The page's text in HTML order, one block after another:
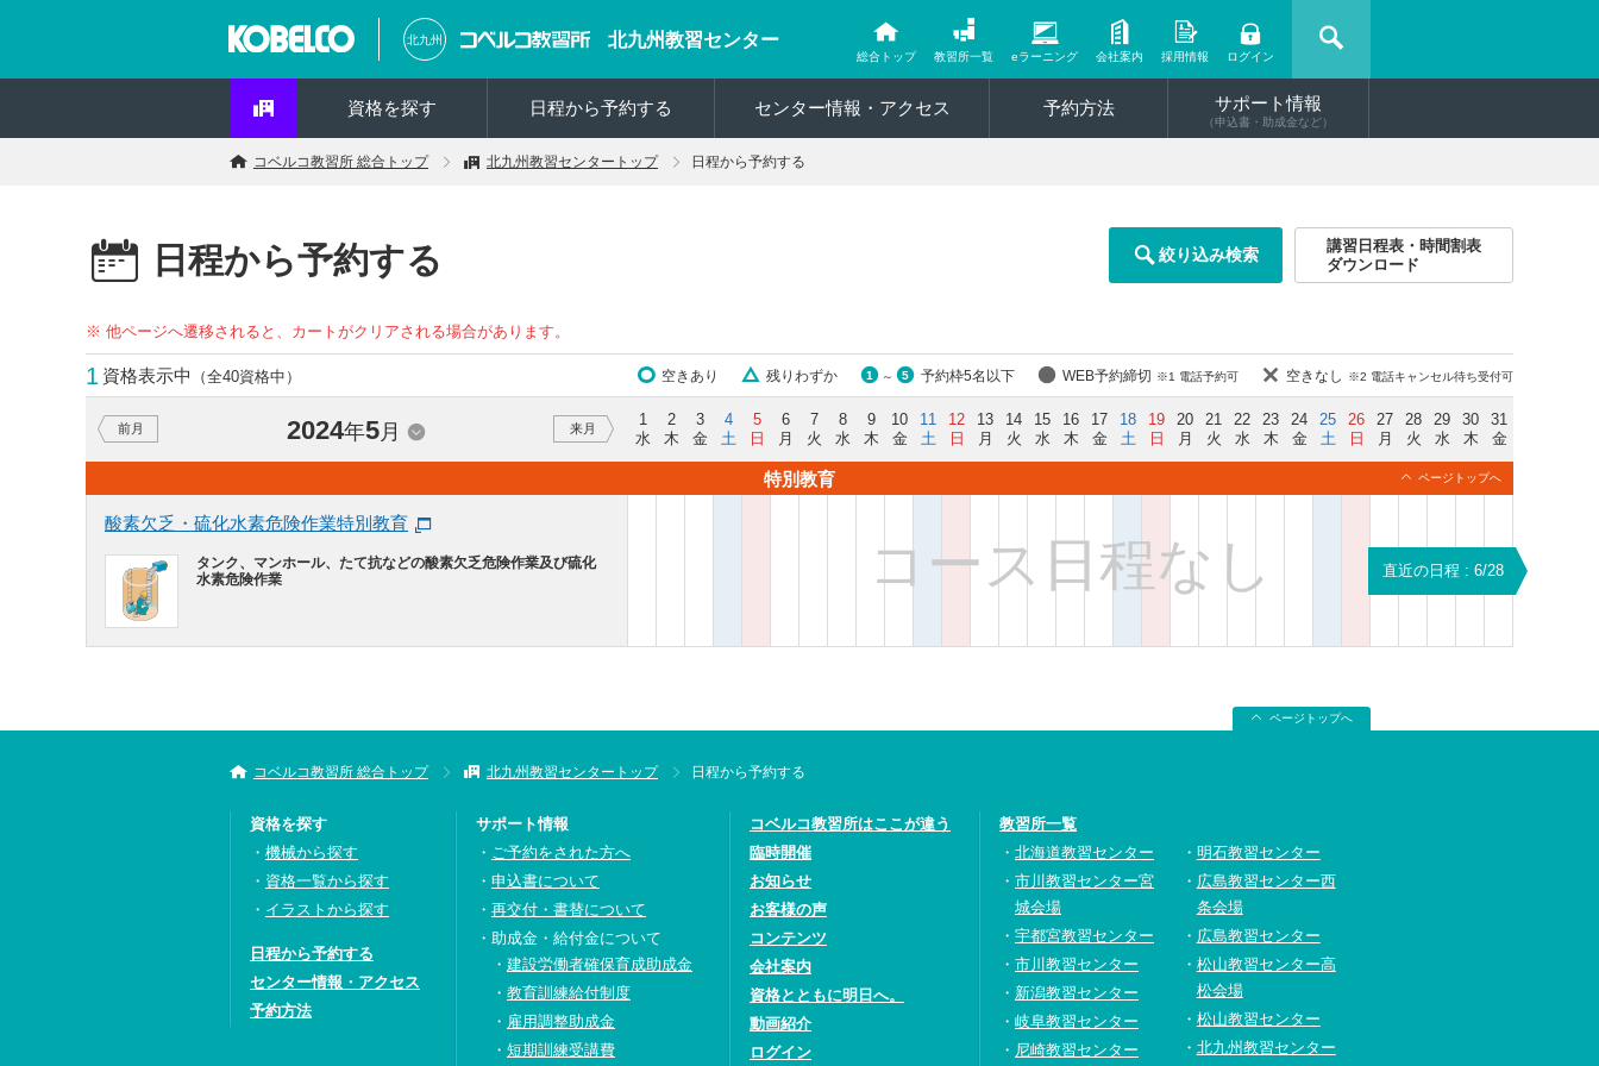
北九州 北九州教習センター
総合トップ 教習所一覧 eラーニング 会社案内 採用情報 ログイン
資格を探す 日程から予約する センター情報・アクセス 予約方法 サポート情報
（申込書・助成金など）
コベルコ教習所 総合トップ 北九州教習センタートップ 日程から予約する
日程から予約する 絞り込み検索
講習日程表・時間割表
ダウンロード
※ 他ページへ遷移されると、カートがクリアされる場合があります。
1 資格表示中 （全40資格中） 空きあり 残りわずか 1 ～ 5 予約枠5名以下 WEB予約締切 ※1 電話予約可 空きなし ※2 電話キャンセル待ち受付可
前月 2024年5月 来月
1
水
2
木
3
金
4
土
5
日
6
月
7
火
8
水
9
木
10
金
11
土
12
日
13
月
14
火
15
水
16
木
17
金
18
土
19
日
20
月
21
火
22
水
23
木
24
金
25
土
26
日
27
月
28
火
29
水
30
木
31
金
特別教育 ページトップへ
酸素欠乏・硫化水素危険作業特別教育
タンク、マンホール、たて抗などの酸素欠乏危険作業及び硫化
水素危険作業
コース日程なし 直近の日程 : 6/28
ページトップへ
コベルコ教習所 総合トップ 北九州教習センタートップ 日程から予約する
資格を探す
機械から探す
資格一覧から探す
イラストから探す
日程から予約する
センター情報・アクセス
予約方法
サポート情報
ご予約をされた方へ
申込書について
再交付・書替について
助成金・給付金について
建設労働者確保育成助成金
教育訓練給付制度
雇用調整助成金
短期訓練受講費
コベルコ教習所はここが違う
臨時開催
お知らせ
お客様の声
コンテンツ
会社案内
資格とともに明日へ。
動画紹介
ログイン
教習所一覧
北海道教習センター
市川教習センター宮
城会場
宇都宮教習センター
市川教習センター
新潟教習センター
岐阜教習センター
尼崎教習センター
明石教習センター
広島教習センター西
条会場
広島教習センター
松山教習センター高
松会場
松山教習センター
北九州教習センター